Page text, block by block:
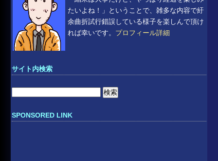
たいよね！」ということで、雑多な内容で紆
余曲折試行錯誤している様子を楽しんで頂け
れば幸いです。 プロフィール詳細
サイト内検索
SPONSORED LINK